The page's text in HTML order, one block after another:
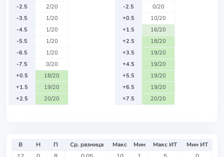
-2.5
2/20
-3.5
1/20
-4.5
1/20
-5.5
1/20
-6.5
1/20
-7.5
0/20
+0.5
18/20
+1.5
19/20
+2.5
20/20
-2.5
0/20
+0.5
10/20
+1.5
16/20
+2.5
18/20
+3.5
19/20
+4.5
19/20
+5.5
19/20
+6.5
19/20
+7.5
20/20
В Н П Ср. разница Макс Мин Макс ИТ
Мин ИТ